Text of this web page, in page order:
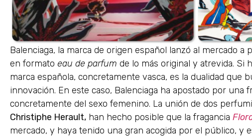
Balenciaga, la marca de origen español lanzó al mercado
en formato eau de parfum de lo más original y atrevida. Si
marca española, concretamente vasca, es la dualidad que
innovación. En este caso, Balenciaga ha apostado por una
concretamente del sexo femenino. La unión de dos
Christiphe Herault, han hecho posible que la fragancia
mercado, y haya tenido una gran acogida por el público, y